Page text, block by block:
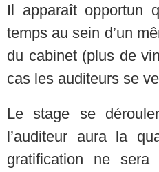
Il apparaît opportun
temps au sein d’un
du cabinet (plus de
cas les auditeurs se
Le stage se
l’auditeur aura la
gratification ne